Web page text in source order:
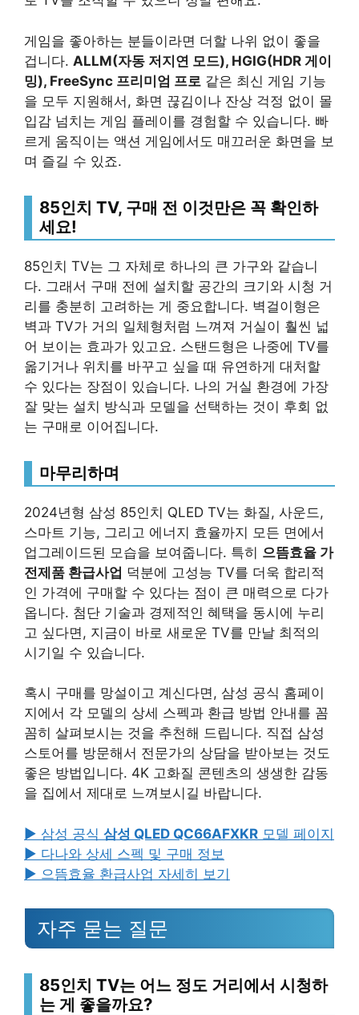
게임을 좋아하는 분들이라면 더할 나위 없이 좋을
겁니다. ALLM(자동 저지연 모드), HGIG(HDR 게이
밍), FreeSync 프리미엄 프로 같은 최신 게임 기능
을 모두 지원해서, 화면 끊김이나 잔상 걱정 없이 몰
입감 넘치는 게임 플레이를 경험할 수 있습니다. 빠
르게 움직이는 액션 게임에서도 매끄러운 화면을 보
며 즐길 수 있죠.
85인치 TV, 구매 전 이것만은 꼭 확인하
세요!
85인치 TV는 그 자체로 하나의 큰 가구와 같습니
다. 그래서 구매 전에 설치할 공간의 크기와 시청 거
리를 충분히 고려하는 게 중요합니다. 벽걸이형은
벽과 TV가 거의 일체형처럼 느껴져 거실이 훨씬 넓
어 보이는 효과가 있고요. 스탠드형은 나중에 TV를
옮기거나 위치를 바꾸고 싶을 때 유연하게 대처할
수 있다는 장점이 있습니다. 나의 거실 환경에 가장
잘 맞는 설치 방식과 모델을 선택하는 것이 후회 없
는 구매로 이어집니다.
마무리하며
2024년형 삼성 85인치 QLED TV는 화질, 사운드,
스마트 기능, 그리고 에너지 효율까지 모든 면에서
업그레이드된 모습을 보여줍니다. 특히 으뜸효율 가
전제품 환급사업 덕분에 고성능 TV를 더욱 합리적
인 가격에 구매할 수 있다는 점이 큰 매력으로 다가
옵니다. 첨단 기술과 경제적인 혜택을 동시에 누리
고 싶다면, 지금이 바로 새로운 TV를 만날 최적의
시기일 수 있습니다.
혹시 구매를 망설이고 계신다면, 삼성 공식 홈페이
지에서 각 모델의 상세 스펙과 환급 방법 안내를 꼼
꼼히 살펴보시는 것을 추천해 드립니다. 직접 삼성
스토어를 방문해서 전문가의 상담을 받아보는 것도
좋은 방법입니다. 4K 고화질 콘텐츠의 생생한 감동
을 집에서 제대로 느껴보시길 바랍니다.
▶ 삼성 공식 삼성 QLED QC66AFXKR 모델 페이지
▶ 다나와 상세 스펙 및 구매 정보
▶ 으뜸효율 환급사업 자세히 보기
자주 묻는 질문
85인치 TV는 어느 정도 거리에서 시청하
는 게 좋을까요?